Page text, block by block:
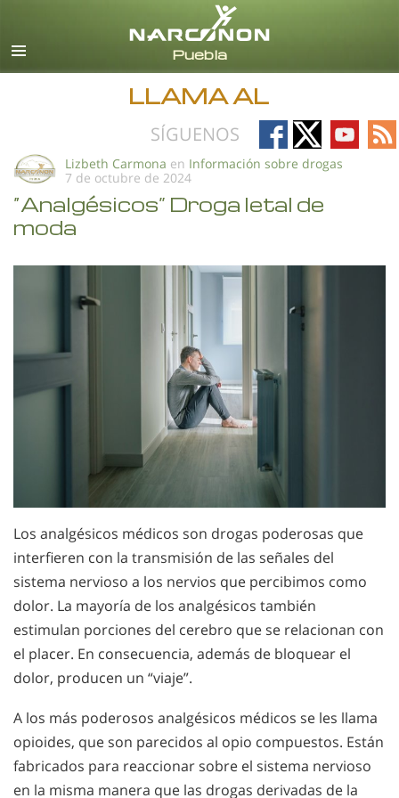
Español
Todas las Regiones/Idiomas
LLAMA AL
SÍGUENOS
Follow
on
Follow
on
Follow
on
on
Lizbeth Carmona en Información sobre drogas
7 de octubre de 2024
“Analgésicos” Droga letal de
moda
Los analgésicos médicos son drogas poderosas que
interfieren con la transmisión de las señales del
sistema nervioso a los nervios que percibimos como
dolor. La mayoría de los analgésicos también
estimulan porciones del cerebro que se relacionan con
el placer. En consecuencia, además de bloquear el
dolor, producen un “viaje”.
A los más poderosos analgésicos médicos se les llama
opioides, que son parecidos al opio compuestos. Están
fabricados para reaccionar sobre el sistema nervioso
en la misma manera que las drogas derivadas de la